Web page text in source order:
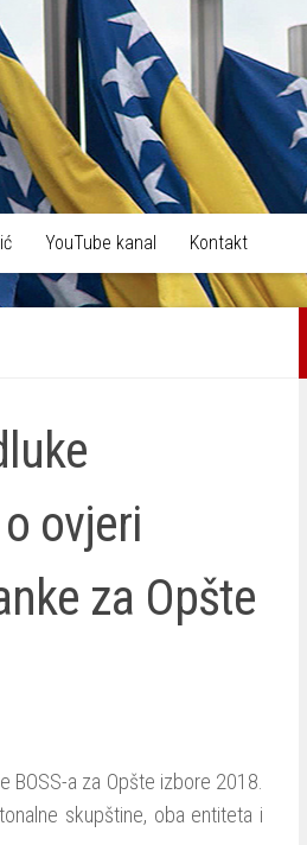
YouTube kanal Kontakt
ovjeri
za Opšte
BOSS-a za Opšte izbore 2018.
skupštine, oba entiteta i